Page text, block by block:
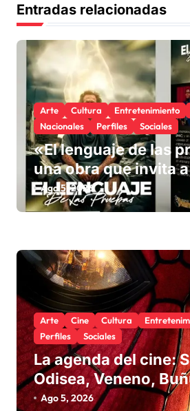
e
e
n
t
r
a
d
a
s
Entradas relacionadas
Arte Cultura Entretenimiento
Nacionales
Perfiles Sociales
«El lenguaje de las
una obra que invita
el propósito de Dios
la adversidad
Ago 5, 2026
Arte Cine Cultura
Perfiles
Sociales
La agenda del cine:
Odisea, Veneno,
Andrea, Melodrama
Ago 5, 2026